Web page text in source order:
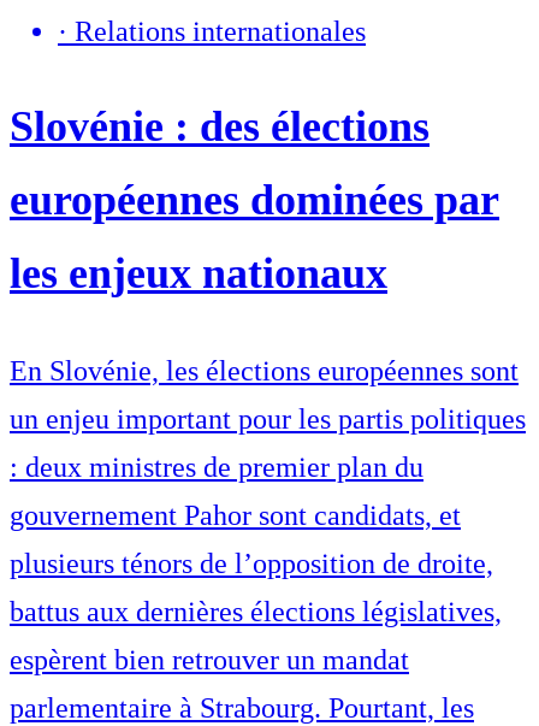
· Relations internationales
Slovénie : des élections
européennes dominées par
les enjeux nationaux
En Slovénie, les élections européennes sont
un enjeu important pour les partis politiques
: deux ministres de premier plan du
gouvernement Pahor sont candidats, et
plusieurs ténors de l’opposition de droite,
battus aux dernières élections législatives,
espèrent bien retrouver un mandat
parlementaire à Strabourg. Pourtant, les